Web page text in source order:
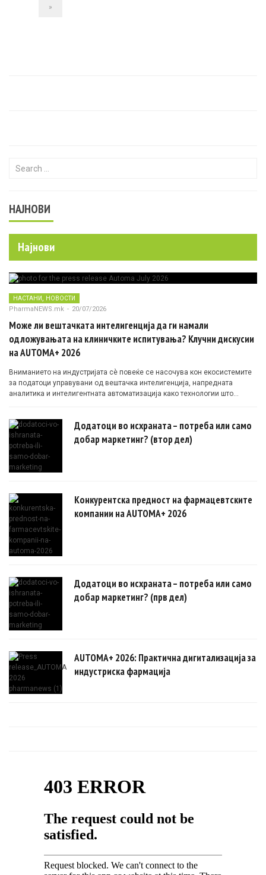
»
Search for:
НАЈНОВИ
Најнови
НАСТАНИ, НОВОСТИ
PharmaNEWS.mk - 20/07/2026
Може ли вештачката интелигенција да ги намали
одложувањата на клиничките испитувања? Клучни дискусии
на AUTOMA+ 2026
Вниманието на индустријата сè повеќе се насочува кон екосистемите
за податоци управувани од вештачка интелигенција, напредната
аналитика и интелигентната автоматизација како технологии што
Додатоци во исхраната – потреба или само
добар маркетинг? (втор дел)
Конкурентска предност на фармацевтските
компании на AUTOMA+ 2026
Додатоци во исхраната – потреба или само
добар маркетинг? (прв дел)
AUTOMA+ 2026: Практична дигитализација за
индустриска фармација